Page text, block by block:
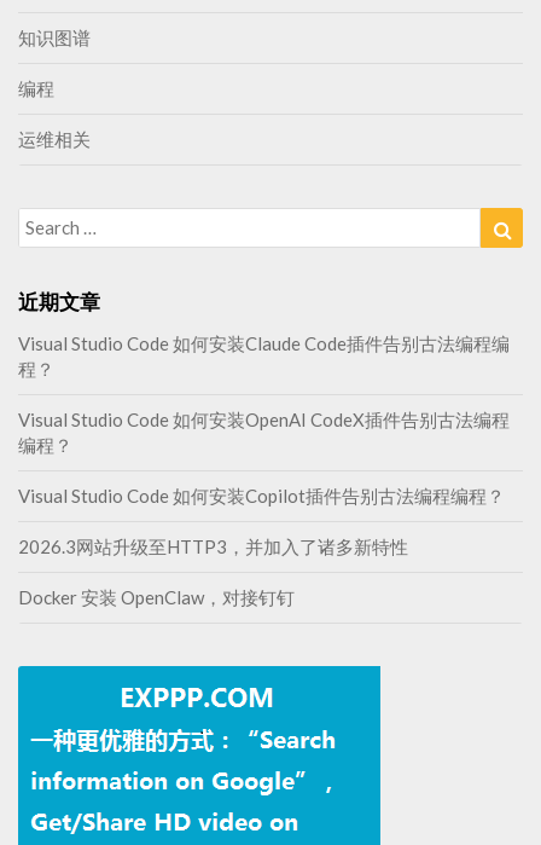
知识图谱
编程
运维相关
Search
for:
近期文章
Visual Studio Code 如何安装Claude Code插件告别古法编程编
程？
Visual Studio Code 如何安装OpenAI CodeX插件告别古法编程
编程？
Visual Studio Code 如何安装Copilot插件告别古法编程编程？
2026.3网站升级至HTTP3，并加入了诸多新特性
Docker 安装 OpenClaw，对接钉钉